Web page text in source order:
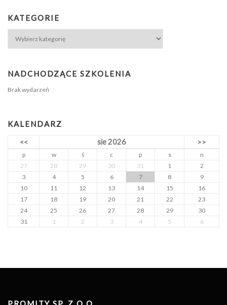
KATEGORIE
NADCHODZĄCE SZKOLENIA
Brak wydarzeń
KALENDARZ
<< sie 2026 >>
p w ś c p s
n
27
28 29 30 31 1
2
3
4 5 6 7 8
9
10
11 12 13 14 15
16
17
18 19 20 21 22
23
24
25 26 27 28 29
30
31
1 2 3 4 5 6